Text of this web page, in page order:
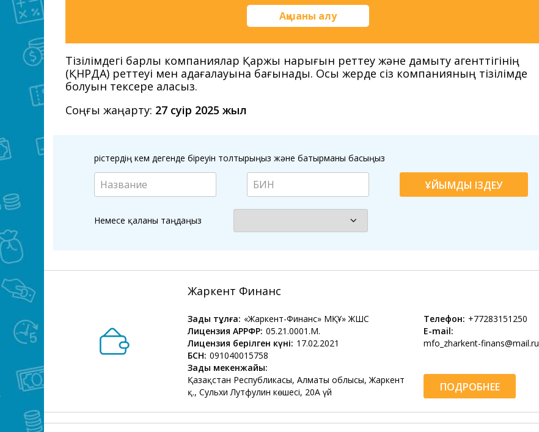
Ақшаны алу
Тізілімдегі барлық компаниялар Қаржы нарығын реттеу және дамыту агенттігінің
(ҚНРДА) реттеуі мен қадағалауына бағынады. Осы жерде сіз компанияның тізілімде
болуын тексере аласыз.
Соңғы жаңарту: 27 сәуір 2025 жыл
Өрістердің кем дегенде біреуін толтырыңыз және батырманы басыңыз
ҰЙЫМДЫ ІЗДЕУ
Немесе қаланы таңдаңыз
Жаркент Финанс
Заңды тұлға: «Жаркент-Финанс» МҚҰ» ЖШС
Лицензия АРРФР: 05.21.0001.М.
Лицензия берілген күні: 17.02.2021
БСН: 091040015758
Заңды мекенжайы:
Қазақстан Республикасы, Алматы облысы, Жаркент
қ., Сульхи Лутфулин көшесі, 20А үй
Телефон: +77283151250
E-mail:
mfo_zharkent-finans@mail.ru
ПОДРОБНЕЕ